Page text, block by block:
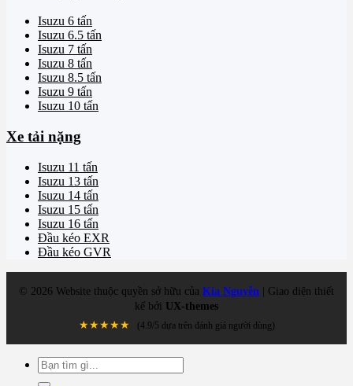
Isuzu 6 tấn
Isuzu 6.5 tấn
Isuzu 7 tấn
Isuzu 8 tấn
Isuzu 8.5 tấn
Isuzu 9 tấn
Isuzu 10 tấn
Xe tải nặng
Isuzu 11 tấn
Isuzu 13 tấn
Isuzu 14 tấn
Isuzu 15 tấn
Isuzu 16 tấn
Đầu kéo EXR
Đầu kéo GVR
© 2026 Website thuộc quyền sở hữu của Kia Nguyễn | Giao diện thiết
kế bởi UX-themes
★★★★★
(4.9/5 dựa trên đánh giá người dùng)
Tìm
kiếm: